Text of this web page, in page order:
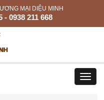
MẠI DIỆU MINH
- 0938 211 668